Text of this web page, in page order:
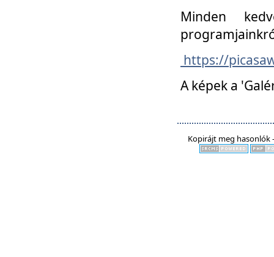
Minden
https://
A képek a
Kopirájt meg hasonlók